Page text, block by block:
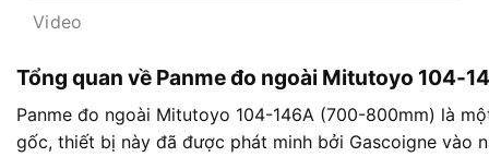
Video
Tổng quan về Panme đo ngoài Mitutoyo 104-
Panme đo ngoài Mitutoyo 104-146A (700-800mm) là
gốc, thiết bị này đã được phát minh bởi Gascoigne vào